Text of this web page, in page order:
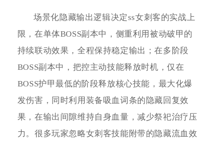
场景化隐藏输出逻辑决定ss女刺客的实战上
限，在单体BOSS副本中，侧重利用被动破甲的
持续联动效果，全程保持稳定输出；在多阶段
BOSS副本中，把控主动技能释放时机，仅在
BOSS护甲最低的阶段释放核心技能，最大化爆
发伤害，同时利用装备吸血词条的隐藏回复效
果，在输出间隙维持自身血量，减少祭祀治疗压
力。很多玩家忽略女刺客技能附带的隐藏流血效